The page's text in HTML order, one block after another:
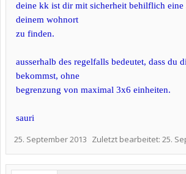
deine kk ist dir mit sicherheit behilflich eine
deinem wohnort
zu finden.
ausserhalb des regelfalls bedeutet, dass du
bekommst, ohne
begrenzung von maximal 3x6 einheiten.
sauri
25. September 2013 Zuletzt bearbeitet: 25.